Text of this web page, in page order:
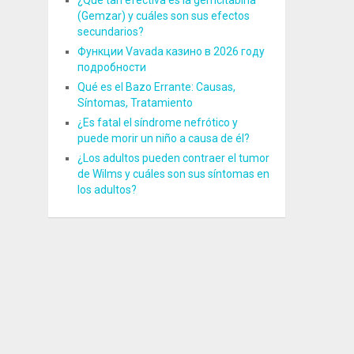
(Gemzar) y cuáles son sus efectos
secundarios?
Функции Vavada казино в 2026 году
подробности
Qué es el Bazo Errante: Causas,
Síntomas, Tratamiento
¿Es fatal el síndrome nefrótico y
puede morir un niño a causa de él?
¿Los adultos pueden contraer el tumor
de Wilms y cuáles son sus síntomas en
los adultos?